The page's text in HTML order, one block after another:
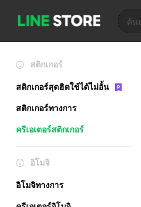
สติกเกอร์
สติกเกอร์สุดฮิตใช้ได้ไม่อั้น
สติกเกอร์ทางการ
ครีเอเตอร์สติกเกอร์
อิโมจิ
อิโมจิทางการ